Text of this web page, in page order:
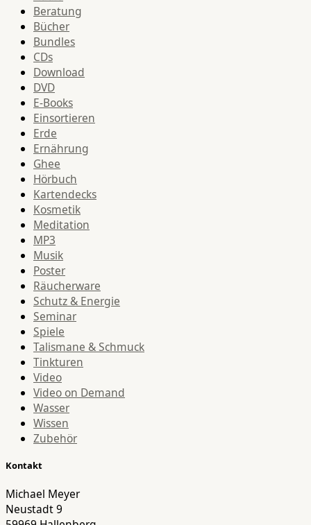
Beratung
Bücher
Bundles
CDs
Download
DVD
E-Books
Einsortieren
Erde
Ernährung
Ghee
Hörbuch
Kartendecks
Kosmetik
Meditation
MP3
Musik
Poster
Räucherware
Schutz & Energie
Seminar
Spiele
Talismane & Schmuck
Tinkturen
Video
Video on Demand
Wasser
Wissen
Zubehör
Kontakt
Michael Meyer
Neustadt 9